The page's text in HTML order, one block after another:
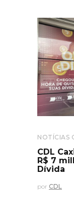
NOTÍCIAS
CDL
R$ 7
Dívida
por CDL